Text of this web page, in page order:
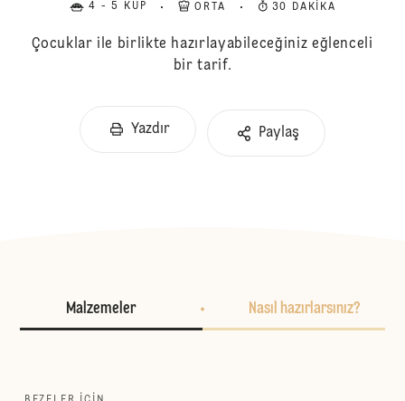
4 - 5 KUP ORTA 30 DAKIKA
Çocuklar ile birlikte hazırlayabileceğiniz eğlenceli
bir tarif.
Yazdır Paylaş
Malzemeler Nasıl hazırlarsınız?